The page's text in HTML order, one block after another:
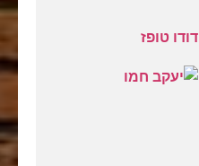
דודו טופז